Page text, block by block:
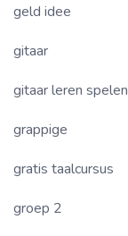
geld idee
gitaar
gitaar leren spelen
grappige
gratis taalcursus
groep 2